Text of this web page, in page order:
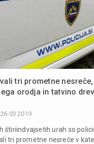
tri prometne
orodja in tatvino
štiriindvajsetih urah so
tri prometne nesreče v